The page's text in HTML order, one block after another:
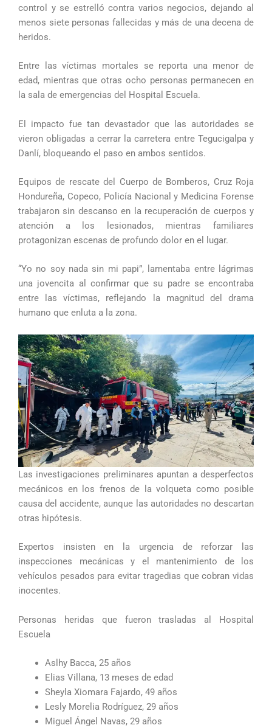
control y se estrelló contra varios negocios, dejando al
menos siete personas fallecidas y más de una decena de
heridos.
Entre las víctimas mortales se reporta una menor de
edad, mientras que otras ocho personas permanecen en
la sala de emergencias del Hospital Escuela.
El impacto fue tan devastador que las autoridades se
vieron obligadas a cerrar la carretera entre Tegucigalpa y
Danlí, bloqueando el paso en ambos sentidos.
Equipos de rescate del Cuerpo de Bomberos, Cruz Roja
Hondureña, Copeco, Policía Nacional y Medicina Forense
trabajaron sin descanso en la recuperación de cuerpos y
atención a los lesionados, mientras familiares
protagonizan escenas de profundo dolor en el lugar.
“Yo no soy nada sin mi papi”, lamentaba entre lágrimas
una jovencita al confirmar que su padre se encontraba
entre las víctimas, reflejando la magnitud del drama
humano que enluta a la zona.
Las investigaciones preliminares apuntan a desperfectos
mecánicos en los frenos de la volqueta como posible
causa del accidente, aunque las autoridades no descartan
otras hipótesis.
Expertos insisten en la urgencia de reforzar las
inspecciones mecánicas y el mantenimiento de los
vehículos pesados para evitar tragedias que cobran vidas
inocentes.
Personas heridas que fueron trasladas al Hospital
Escuela
Aslhy Bacca, 25 años
Elias Villana, 13 meses de edad
Sheyla Xiomara Fajardo, 49 años
Lesly Morelia Rodríguez, 29 años
Miguel Ángel Navas, 29 años